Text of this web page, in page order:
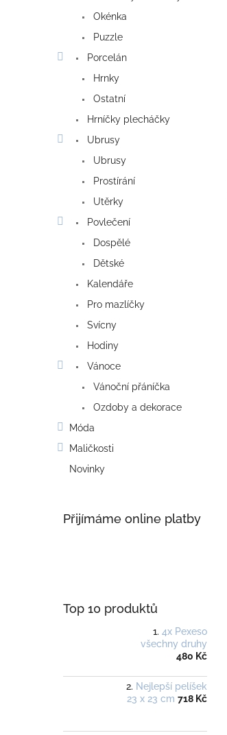
Okénka
Puzzle
Porcelán
Hrnky
Ostatní
Hrníčky plecháčky
Ubrusy
Ubrusy
Prostírání
Utěrky
Povlečení
Dospělé
Dětské
Kalendáře
Pro mazlíčky
Svícny
Hodiny
Vánoce
Vánoční přáníčka
Ozdoby a dekorace
Móda
Maličkosti
Novinky
Přijímáme online platby
Top 10 produktů
4x Pexeso
všechny druhy
480 Kč
Nejlepší pelíšek
23 x 23 cm 718 Kč